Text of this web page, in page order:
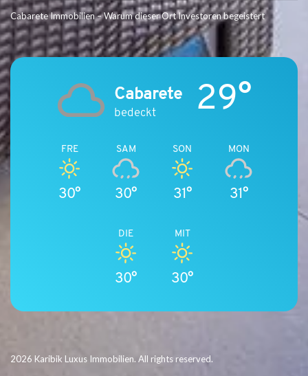
Cabarete Immobilien – Warum dieser Ort Investoren begeistert
Cabarete
bedeckt 29°
FRE
30°
SAM
30°
SON
31°
MON
31°
DIE
30°
MIT
30°
2026 Karibik Luxus Immobilien. All rights reserved.